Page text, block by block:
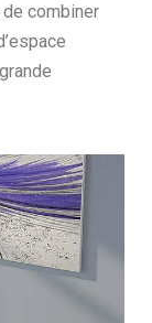
combiner